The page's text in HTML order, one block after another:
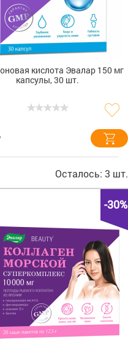
кислота Эвалар 150 мг
капсулы, 30 шт.
Осталось: 3 шт.
-30%